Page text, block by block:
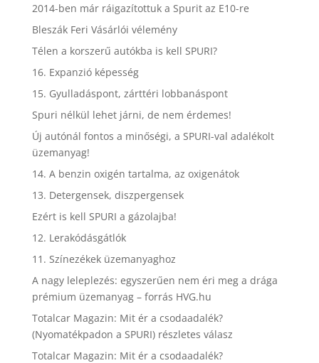
2014-ben már ráigazítottuk a Spurit az E10-re
Bleszák Feri Vásárlói vélemény
Télen a korszerű autókba is kell SPURI?
16. Expanzió képesség
15. Gyulladáspont, zárttéri lobbanáspont
Spuri nélkül lehet járni, de nem érdemes!
Új autónál fontos a minőségi, a SPURI-val adalékolt
üzemanyag!
14. A benzin oxigén tartalma, az oxigenátok
13. Detergensek, diszpergensek
Ezért is kell SPURI a gázolajba!
12. Lerakódásgátlók
11. Színezékek üzemanyaghoz
A nagy leleplezés: egyszerűen nem éri meg a drága
prémium üzemanyag – forrás HVG.hu
Totalcar Magazin: Mit ér a csodaadalék?
(Nyomatékpadon a SPURI) részletes válasz
Totalcar Magazin: Mit ér a csodaadalék?